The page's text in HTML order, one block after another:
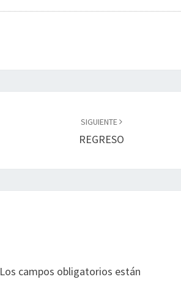
SIGUIENTE
REGRESO
Los campos obligatorios están